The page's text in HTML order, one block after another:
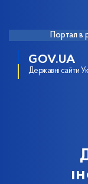
Портал в
GOV.UA
Державні сайти